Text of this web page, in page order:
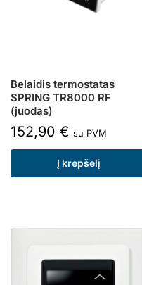
Belaidis termostatas
SPRING TR8000 RF
(juodas)
152,90 € su PVM
Į krepšelį